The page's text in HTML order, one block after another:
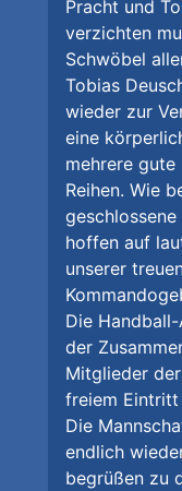
Pracht und
verzichten
Schwöbel
Tobias
wieder zur
eine
mehrere gute
Reihen. Wie
hoffen auf
unserer
Die
der
Mitglieder
freiem Eintritt
Die
endlich
begrüßen zu